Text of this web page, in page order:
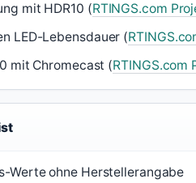
mit HDR10 (RTINGS.com
LED-Lebensdauer (
mit Chromecast (RTINGS.com
Werte ohne Herstellerangabe